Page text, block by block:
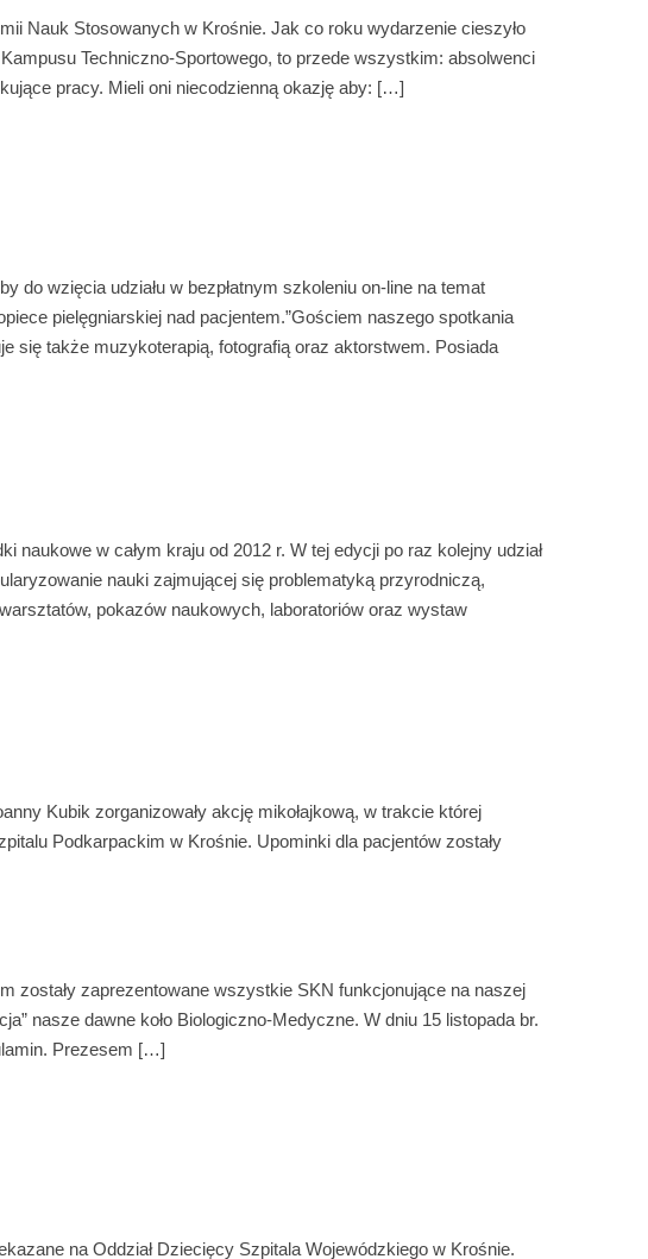
Nauk Stosowanych w Krośnie. Jak co roku wydarzenie cieszyło
Techniczno-Sportowego, to przede wszystkim: absolwenci
pracy. Mieli oni niecodzienną okazję aby: […]
do wzięcia udziału w bezpłatnym szkoleniu on-line na temat
pielęgniarskiej nad pacjentem.”Gościem naszego spotkania
się także muzykoterapią, fotografią oraz aktorstwem. Posiada
naukowe w całym kraju od 2012 r. W tej edycji po raz kolejny udział
nauki zajmującej się problematyką przyrodniczą,
pokazów naukowych, laboratoriów oraz wystaw
Kubik zorganizowały akcję mikołajkową, w trakcie której
Podkarpackim w Krośnie. Upominki dla pacjentów zostały
zostały zaprezentowane wszystkie SKN funkcjonujące na naszej
nasze dawne koło Biologiczno-Medyczne. W dniu 15 listopada br.
Prezesem […]
na Oddział Dziecięcy Szpitala Wojewódzkiego w Krośnie.